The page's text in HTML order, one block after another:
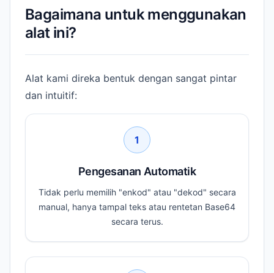
Bagaimana untuk menggunakan
alat ini?
Alat kami direka bentuk dengan sangat pintar
dan intuitif:
1
Pengesanan Automatik
Tidak perlu memilih "enkod" atau "dekod" secara
manual, hanya tampal teks atau rentetan Base64
secara terus.